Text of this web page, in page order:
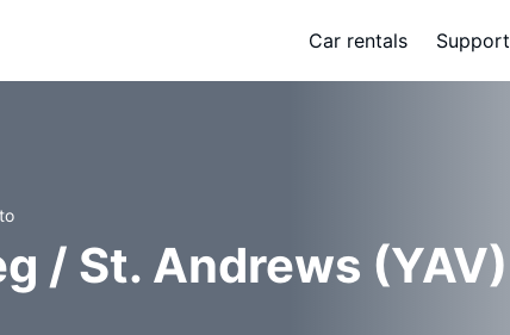
Car rentals Support
/ St. Andrews (YAV)